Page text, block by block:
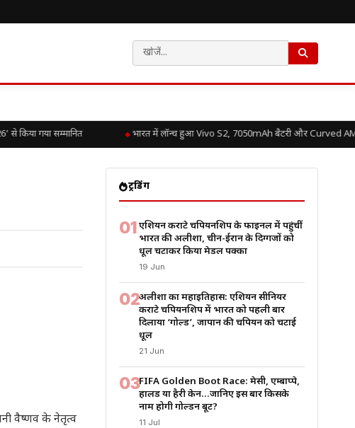
गया सम्मानित भारत में लॉन्च हुआ Vivo S2, 7050mAh बैटरी और Curved
वैष्णव के नेतृत्व
ट्रेंडिंग
01एशियन कराटे चैंपियनशिप के फाइनल में पहुंचीं
भारत की अलीशा, चीन-ईरान के दिग्गजों को
धूल चटाकर किया मेडल पक्का
19 Jun
02अलीशा का महाइतिहास: एशियन सीनियर
कराटे चैंपियनशिप में भारत को पहली बार
दिलाया ‘गोल्ड’, जापान की चैंपियन को चटाई
धूल
21 Jun
03FIFA Golden Boot Race: मेसी, एम्बाप्पे,
हालैंड या हैरी केन…जानिए इस बार किसके
नाम होगी गोल्डन बूट?
11 Jul